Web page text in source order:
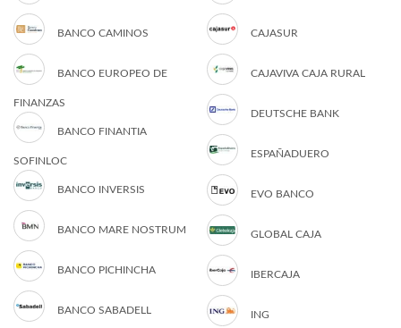
BANCO CAMINOS
BANCO EUROPEO DE
FINANZAS
BANCO FINANTIA
SOFINLOC
BANCO INVERSIS
BANCO MARE NOSTRUM
BANCO PICHINCHA
BANCO SABADELL
CAJASUR
CAJAVIVA CAJA RURAL
DEUTSCHE BANK
ESPAÑADUERO
EVO BANCO
GLOBAL CAJA
IBERCAJA
ING